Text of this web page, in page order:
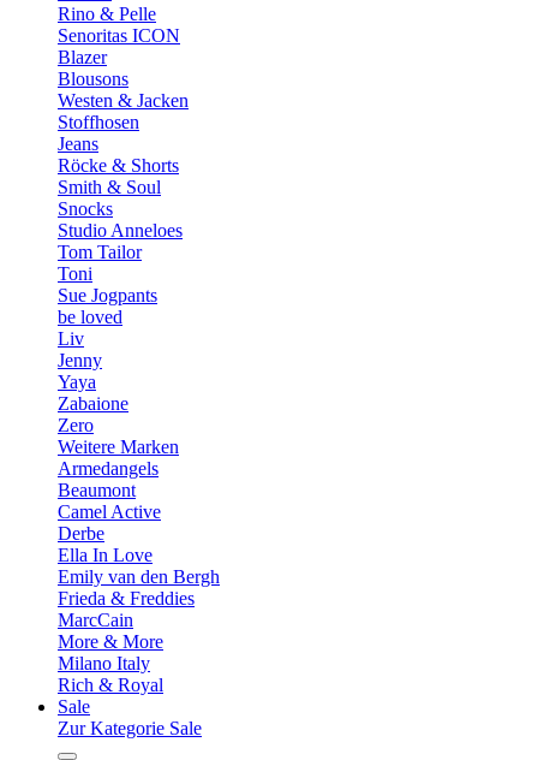
Rino & Pelle
Senoritas ICON
Blazer
Blousons
Westen & Jacken
Stoffhosen
Jeans
Röcke & Shorts
Smith & Soul
Snocks
Studio Anneloes
Tom Tailor
Toni
Sue Jogpants
be loved
Liv
Jenny
Yaya
Zabaione
Zero
Weitere Marken
Armedangels
Beaumont
Camel Active
Derbe
Ella In Love
Emily van den Bergh
Frieda & Freddies
MarcCain
More & More
Milano Italy
Rich & Royal
Sale
Zur Kategorie Sale